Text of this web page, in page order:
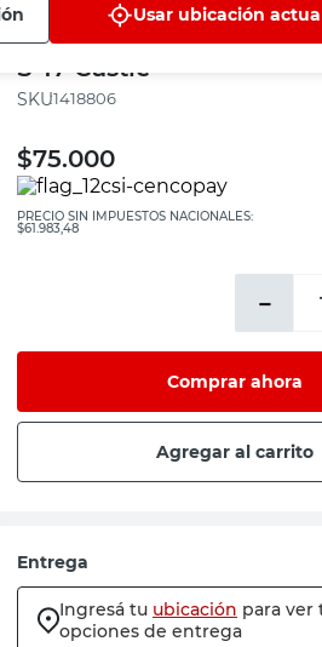
Usar ubicación
Castle
Caja Fuerte 17x23x17
S-17 Castle
:1418806
$75.000
PRECIO SIN IMPUESTOS NACIONALES:
$61.983,48
－
Comprar ahora
Agregar al carrito
Entrega
Ingresá tu ubicación para ver
opciones de entrega